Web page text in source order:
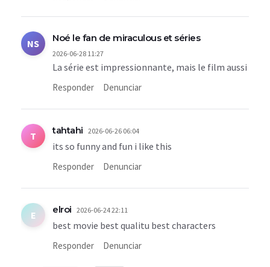
NS Noé le fan de miraculous et séries
2026-06-28 11:27
La série est impressionnante, mais le film aussi
Responder Denunciar
T tahtahi 2026-06-26 06:04
its so funny and fun i like this
Responder Denunciar
E elroi 2026-06-24 22:11
best movie best qualitu best characters
Responder Denunciar